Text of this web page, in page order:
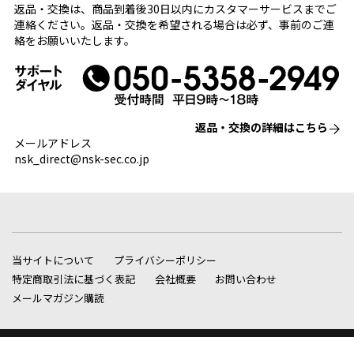
返品・交換は、商品到着後30日以内にカスタマーサービスまでご
連絡ください。返品・交換を希望される場合は必ず、事前のご連
絡をお願いいたします。
返品・交換の詳細はこちら
メールアドレス
nsk_direct@nsk-sec.co.jp
当サイトについて
プライバシーポリシー
特定商取引法に基づく表記
会社概要
お問い合わせ
メールマガジン購読